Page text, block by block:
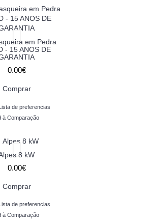
em Pedra
- 15 ANOS DE
0.00€
Comprar
de preferencias
à Comparação
8 kW
0.00€
Comprar
de preferencias
à Comparação